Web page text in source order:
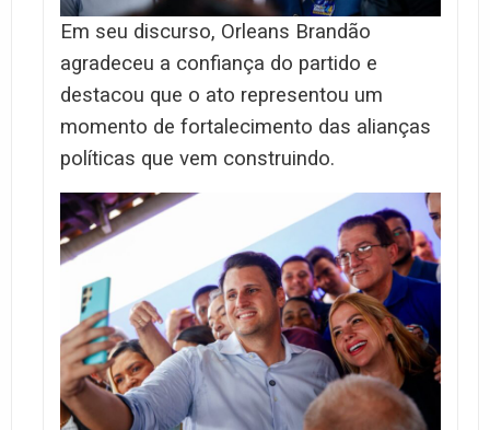
Em seu discurso, Orleans Brandão
agradeceu a confiança do partido e
destacou que o ato representou um
momento de fortalecimento das alianças
políticas que vem construindo.